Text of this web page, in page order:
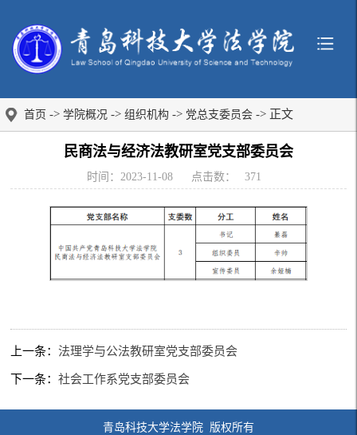
首页 -> 学院概况 -> 组织机构 -> 党总支委员会 -> 正文
民商法与经济法教研室党支部委员会
时间：2023-11-08 点击数： 371
上一条：法理学与公法教研室党支部委员会
下一条：社会工作系党支部委员会
青岛科技大学法学院 版权所有